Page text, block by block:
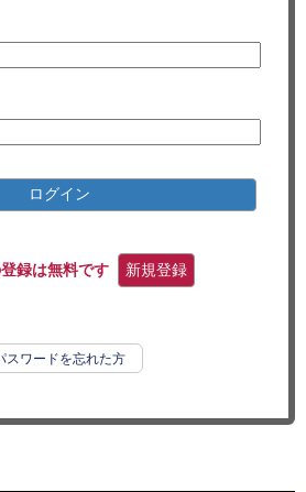
ログイン
録は無料です 新規登録
スワードを忘れた方